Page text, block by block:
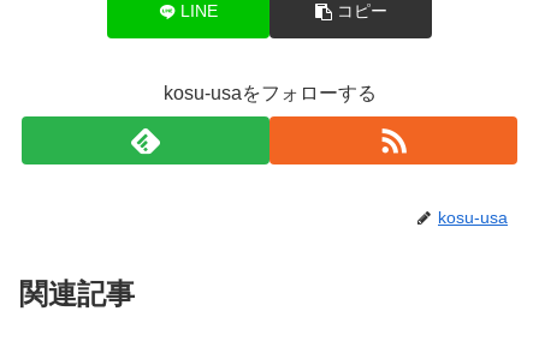
LINE コピー
kosu-usaをフォローする
kosu-usa
関連記事